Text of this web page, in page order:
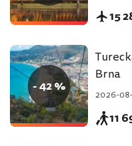
15
- 42 %
Brna
2026-
11